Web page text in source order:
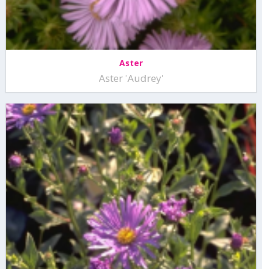
Aster
Aster 'Audrey'